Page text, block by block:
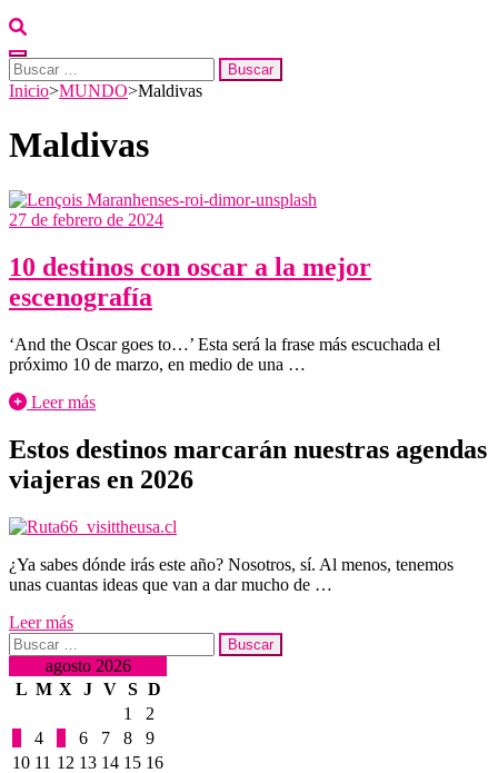
Buscar:
Inicio>MUNDO>Maldivas
Maldivas
27 de febrero de 2024
10 destinos con oscar a la mejor
escenografía
‘And the Oscar goes to…’ Esta será la frase más escuchada el
próximo 10 de marzo, en medio de una …
Leer más
Estos destinos marcarán nuestras agendas
viajeras en 2026
¿Ya sabes dónde irás este año? Nosotros, sí. Al menos, tenemos
unas cuantas ideas que van a dar mucho de …
Leer más
Buscar:
agosto 2026
L M X J V S D
1
2
4 6 7 8
9
10 11 12 13 14 15 16